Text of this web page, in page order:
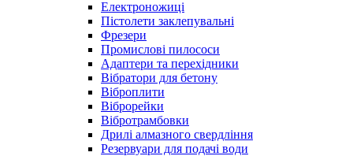
Електроножиці
Пістолети заклепувальні
Фрезери
Промислові пилососи
Адаптери та перехідники
Вібратори для бетону
Віброплити
Віброрейки
Вібротрамбовки
Дрилі алмазного свердління
Резервуари для подачі води